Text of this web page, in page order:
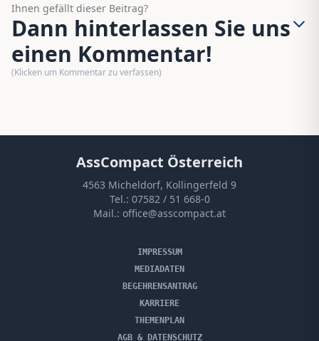
Ihnen gefällt dieser Beitrag?
Dann hinterlassen Sie uns
einen Kommentar!
(Klicken um Kommentar zu verfassen)
AssCompact Österreich
4563 Micheldorf, Kollingerfeld 9
Tel.: 07582 / 51 668-0
Mail.: office@asscompact.at
IMPRESSUM
MEDIADATEN
BEGEHRENSANTRAG
KARRIERE
THEMENPLAN
AGB & DATENSCHUTZ